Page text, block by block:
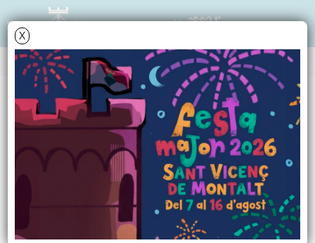
X
NOTÍCIES - ACTUALITAT
Descobreix el món de
LINUX amb UBUNTU
El seminari es farà el 25 d'abril, de
17 a 21h al Telecentre